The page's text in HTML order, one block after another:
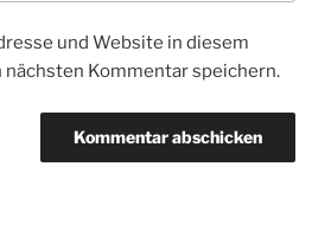
und Website in diesem
Kommentar speichern.